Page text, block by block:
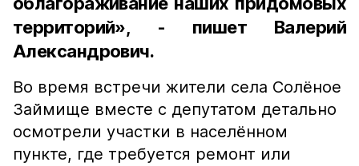
территорий», - пишет Валерий
Александрович.
Во время встречи жители села Солёное
Займище вместе с депутатом детально
осмотрели участки в населённом
пункте, где требуется ремонт или